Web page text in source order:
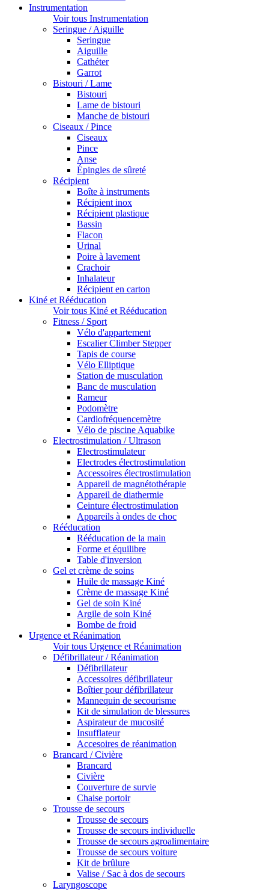
Instrumentation
Voir tous Instrumentation
Seringue / Aiguille
Seringue
Aiguille
Cathéter
Garrot
Bistouri / Lame
Bistouri
Lame de bistouri
Manche de bistouri
Ciseaux / Pince
Ciseaux
Pince
Anse
Épingles de sûreté
Récipient
Boîte à instruments
Récipient inox
Récipient plastique
Bassin
Flacon
Urinal
Poire à lavement
Crachoir
Inhalateur
Récipient en carton
Kiné et Rééducation
Voir tous Kiné et Rééducation
Fitness / Sport
Vélo d'appartement
Escalier Climber Stepper
Tapis de course
Vélo Elliptique
Station de musculation
Banc de musculation
Rameur
Podomètre
Cardiofréquencemètre
Vélo de piscine Aquabike
Electrostimulation / Ultrason
Electrostimulateur
Electrodes électrostimulation
Accessoires électrostimulation
Appareil de magnétothérapie
Appareil de diathermie
Ceinture électrostimulation
Appareils à ondes de choc
Rééducation
Rééducation de la main
Forme et équilibre
Table d'inversion
Gel et crème de soins
Huile de massage Kiné
Crème de massage Kiné
Gel de soin Kiné
Argile de soin Kiné
Bombe de froid
Urgence et Réanimation
Voir tous Urgence et Réanimation
Défibrillateur / Réanimation
Défibrillateur
Accessoires défibrillateur
Boîtier pour défibrillateur
Mannequin de secourisme
Kit de simulation de blessures
Aspirateur de mucosité
Insufflateur
Accesoires de réanimation
Brancard / Civière
Brancard
Civière
Couverture de survie
Chaise portoir
Trousse de secours
Trousse de secours
Trousse de secours individuelle
Trousse de secours agroalimentaire
Trousse de secours voiture
Kit de brûlure
Valise / Sac à dos de secours
Laryngoscope